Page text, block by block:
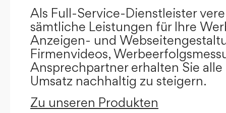
Als Full-Service-Dienstleister
sämtliche Leistungen für Ihre
Anzeigen- und
Firmenvideos,
Ansprechpartner erhalten Sie
Umsatz nachhaltig zu steigern.
Zu unseren Produkten